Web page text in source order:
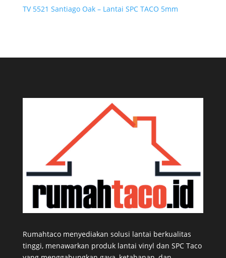
TV 5521 Santiago Oak – Lantai SPC TACO 5mm
Rumahtaco menyediakan solusi lantai berkualitas
tinggi, menawarkan produk lantai vinyl dan SPC Taco